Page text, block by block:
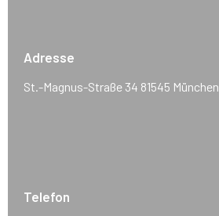
Adresse
St.-Magnus-Straße 34 81545 München
Telefon